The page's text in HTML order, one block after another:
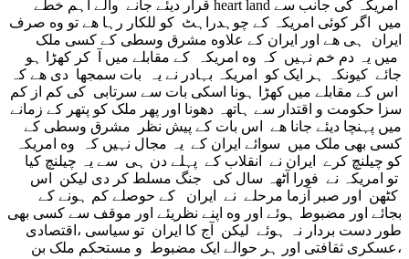
امریکہ کی جانب سے heart land قرار دیئے جانے والے اہم خطے
میں اگر کوئی امریکہ کے چوہدراہٹ کو للکار رہا هے تو وه صرف
ایران ہی هے اور ایران کے علاوه مشرق وسطی کے کسی ملک
میں یہ دم خم نہیں کہ وه امریکہ کے مقابلے میں آ کر کهڑا ہو
جائے کیونکہ ہر ایک کو امریکہ بہادر نے یہ بات سمجها دی هے کہ
اس کے مقابلے میں کهڑا ہونا اسکی بات سے سرتابی کی کم از کم
سزا حکومت و اقتدار سے ہاتهہ دهونا اور پهر ملک کو پتهر کے زمانے
میں پہنچا دیئے جانا هے اس بات کے پیش نظر مشرق وسطی کے
کسی بهی ملک میں سوائے ایران کے یہ مجال نہیں کہ وه امریکہ
کو چیلنچ کرے ایران نے انقلاب کے پہلے دن ہی سے یہ چیلنچ کیا
تو امریکہ نے فورا آٹهہ سال کی جنگ مسلط کر دی لیکن اس
کٹهن اور صبر آزما مرحلے نے ایران کے حوصلے کم ہونے کے
بجائے اور مضبوط ہوئے اور وه اپنے نظریئے اور موقف سے کسی بهی
طور دست بردار نہ ہوئے لیکن آج کا ایران تو سیاسی ،اقتصادی
،عسکری ثقافتی اور ہر حوالے ایک مضبوط و مستحکم ملک بن